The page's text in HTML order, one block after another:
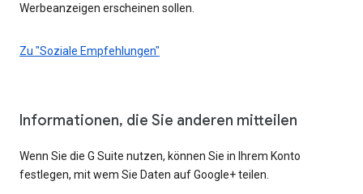
Werbeanzeigen erscheinen sollen.
Zu "Soziale Empfehlungen"
Informationen, die Sie anderen mitteilen
Wenn Sie die G Suite nutzen, können Sie in Ihrem Konto
festlegen, mit wem Sie Daten auf Google+ teilen.